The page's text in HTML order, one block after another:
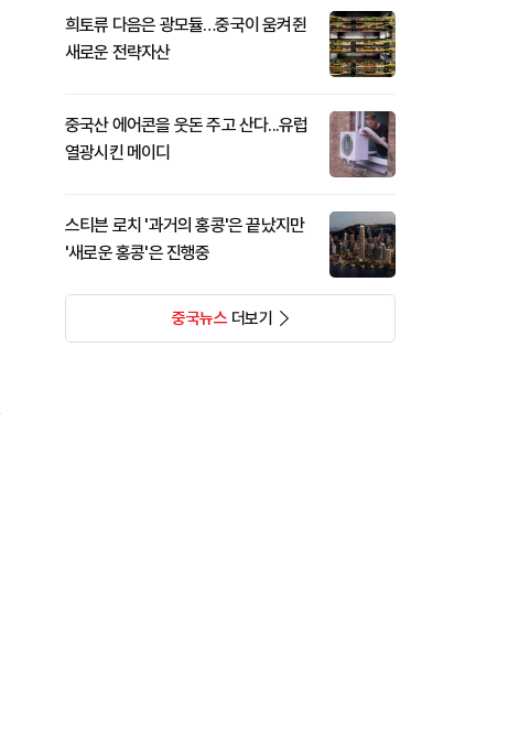
희토류 다음은 광모듈…중국이 움켜쥔
새로운 전략자산
중국산 에어콘을 웃돈 주고 산다...유럽
열광시킨 메이디
스티븐 로치 '과거의 홍콩'은 끝났지만
'새로운 홍콩'은 진행중
중국뉴스더보기